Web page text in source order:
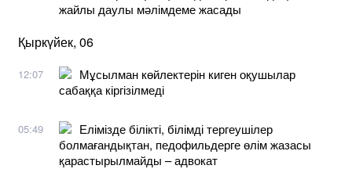
жайлы даулы мәлімдеме жасады
Қыркүйек, 06
12:07
Мұсылман көйлектерін киген оқушылар
сабаққа кіргізілмеді
05:49
Елімізде білікті, білімді тергеушілер
болмағандықтан, педофильдерге өлім жазасы
қарастырылмайды – адвокат